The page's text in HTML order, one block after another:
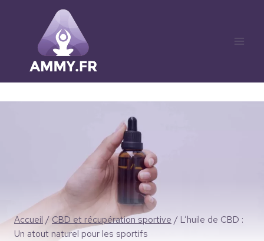
contenu
Accueil / CBD et récupération sportive /L’huile de CBD :
Un atout naturel pour les sportifs